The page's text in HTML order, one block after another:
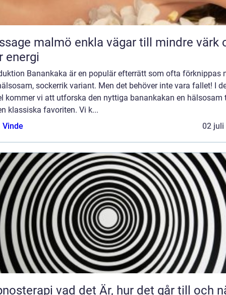
enkla vägar till mindre värk och
energi
Banankaka är en populär efterrätt som ofta förknippas
sockerrik variant. Men det behöver inte vara fallet! I
kommer vi att utforska den nyttiga banankakan en hälsosam
klassiska favoriten. Vi k...
Vinde
02 juli
det Är, hur det går till och när